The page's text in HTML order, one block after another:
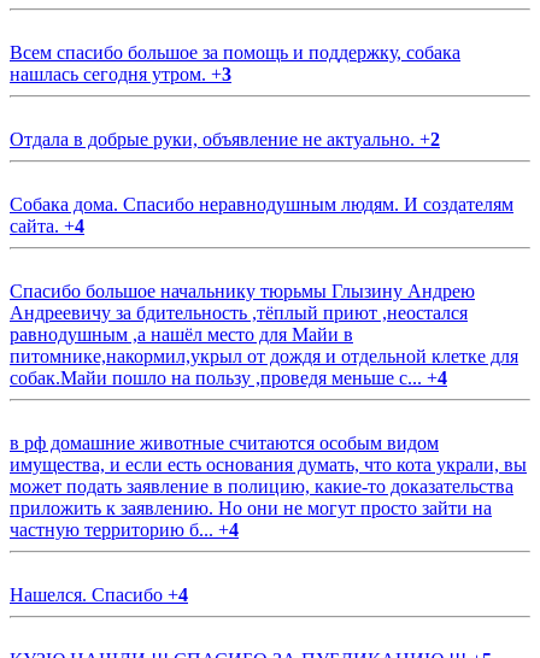
Всем спасибо большое за помощь и поддержку, собака
нашлась сегодня утром. +3
Отдала в добрые руки, объявление не актуально. +2
Собака дома. Спасибо неравнодушным людям. И создателям
сайта. +4
Спасибо большое начальнику тюрьмы Глызину Андрею
Андреевичу за бдительность ,тёплый приют ,неостался
равнодушным ,а нашёл место для Майи в
питомнике,накормил,укрыл от дождя и отдельной клетке для
собак.Майи пошло на пользу ,проведя меньше с... +4
в рф домашние животные считаются особым видом
имущества, и если есть основания думать, что кота украли, вы
может подать заявление в полицию, какие-то доказательства
приложить к заявлению. Но они не могут просто зайти на
частную территорию б... +4
Нашелся. Спасибо +4